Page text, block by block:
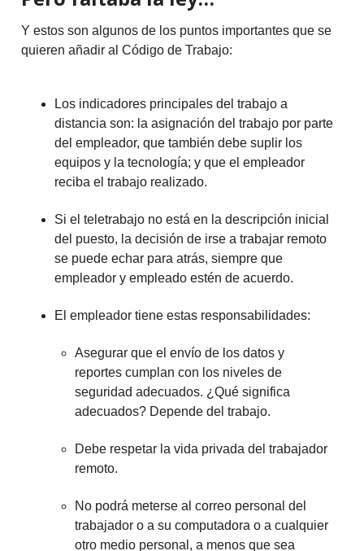
Y estos son algunos de los puntos importantes que se
quieren añadir al Código de Trabajo:
Los indicadores principales del trabajo a
distancia son: la asignación del trabajo por parte
del empleador, que también debe suplir los
equipos y la tecnología; y que el empleador
reciba el trabajo realizado.
Si el teletrabajo no está en la descripción inicial
del puesto, la decisión de irse a trabajar remoto
se puede echar para atrás, siempre que
empleador y empleado estén de acuerdo.
El empleador tiene estas responsabilidades:
Asegurar que el envío de los datos y
reportes cumplan con los niveles de
seguridad adecuados. ¿Qué significa
adecuados? Depende del trabajo.
Debe respetar la vida privada del trabajador
remoto.
No podrá meterse al correo personal del
trabajador o a su computadora o a cualquier
otro medio personal, a menos que sea